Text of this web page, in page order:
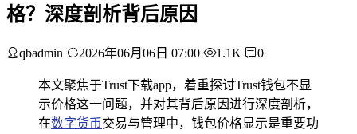
格？深度剖析背后原因
qbadmin 2026年06月06日 07:00 1.1K 0
本文聚焦于Trust下载app，着重探讨Trust钱包不显
示价格这一问题，并对其背后原因进行深度剖析，
在数字货币交易与管理中，钱包价格显示是重要功